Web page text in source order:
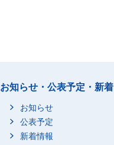
お知らせ・公表予定・新着
お知らせ
公表予定
新着情報